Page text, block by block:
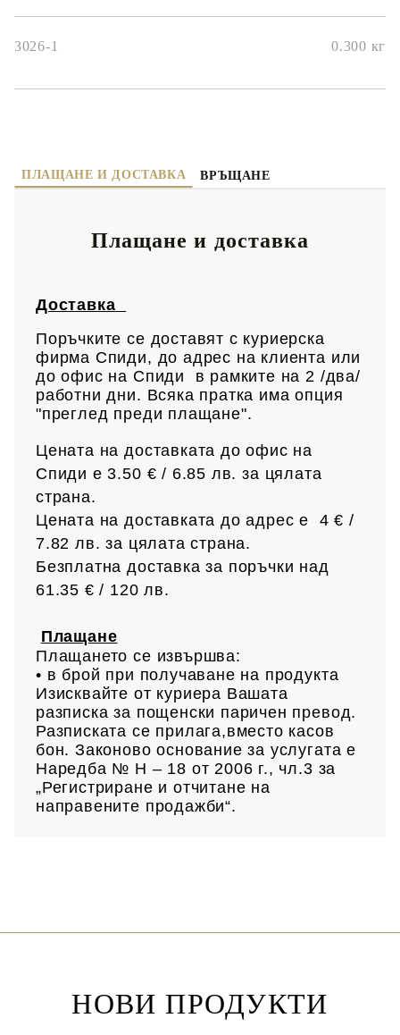
3026-1 0.300 кг
ПЛАЩАНЕ И ДОСТАВКА ВРЪЩАНЕ
Плащане и доставка
Доставка
Поръчките се доставят с куриерска
фирма Спиди, до адрес на клиента или
до офис на Спиди в рамките на 2 /два/
работни дни. Всяка пратка има опция
"преглед преди плащане".
Цената на доставката до офис на
Спиди е 3.50 € / 6.85 лв.за цялата
страна.
Цената на доставката до адрес е 4 € /
7.82 лв.за цялата страна.
Безплатна доставка за поръчки над
61.35 € / 120 лв.
Плащане
Плащането се извършва:
• в брой при получаване на продукта
Изисквайте от куриера Вашата
разписка за пощенски паричен превод.
Разписката се прилага,вместо касов
бон. Законово основание за услугата е
Наредба № Н – 18 от 2006 г., чл.3 за
„Регистриране и отчитане на
направените продажби“.
НОВИ ПРОДУКТИ